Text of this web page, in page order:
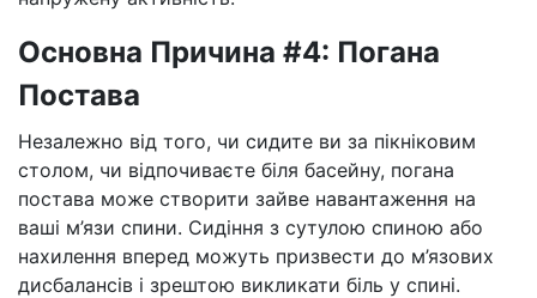
Основна Причина #4: Погана
Постава
Незалежно від того, чи сидите ви за пікніковим
столом, чи відпочиваєте біля басейну, погана
постава може створити зайве навантаження на
ваші м’язи спини. Сидіння з сутулою спиною або
нахилення вперед можуть призвести до м’язових
дисбалансів і зрештою викликати біль у спині.